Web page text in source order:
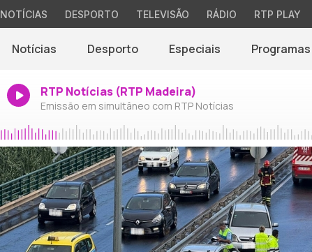
NOTÍCIAS DESPORTO TELEVISÃO RÁDIO RTP PLAY
Notícias Desporto Especiais Programas
RTP Notícias (RTP Madeira)
Emissão em simultâneo com RTP Notícias